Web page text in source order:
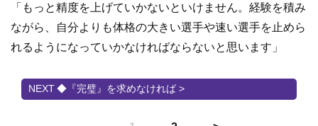
「もっと精度を上げていかないといけません。経験を積み
ながら、自分よりも体格の大きい選手や速い選手を止めら
れるようになっていかなければならないと思います」
◆『完璧』を求めなければ >